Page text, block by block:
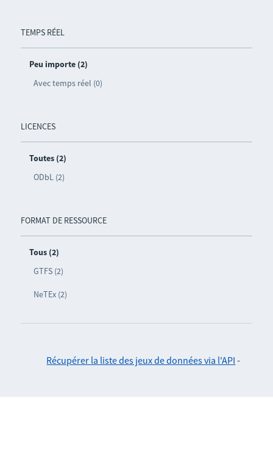
TEMPS RÉEL
Peu importe (2)
Avec temps réel (0)
LICENCES
Toutes (2)
ODbL (2)
FORMAT DE RESSOURCE
Tous (2)
GTFS (2)
NeTEx (2)
Récupérer la liste des jeux de données via l'API -